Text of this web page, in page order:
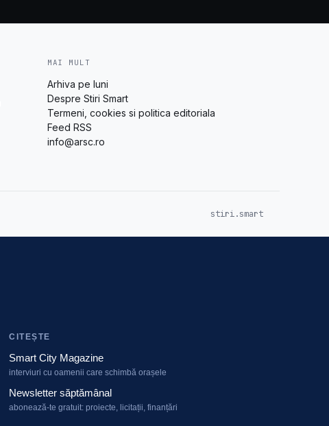
MAI MULT
Arhiva pe luni
Despre Stiri Smart
Termeni, cookies si politica editoriala
Feed RSS
info@arsc.ro
stiri.smart
CITEȘTE
Smart City Magazine
interviuri cu oamenii care schimbă orașele
Newsletter săptămânal
abonează-te gratuit: proiecte, licitații, finanțări